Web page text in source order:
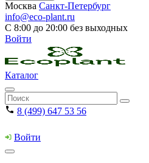
Москва Санкт-Петербург
info@eco-plant.ru
С 8:00 до 20:00 без выходных
Войти
Каталог
8 (499) 647 53 56
Войти